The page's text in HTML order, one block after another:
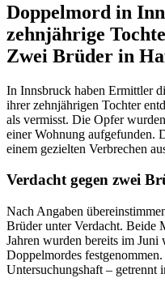
Doppelmord in
zehnjährige
Zwei Brüder in
In Innsbruck haben Ermittler
ihrer zehnjährigen Tochter
als vermisst. Die Opfer
einer Wohnung aufgefunden.
einem gezielten Verbrechen
Verdacht gegen zwei
Nach Angaben
Brüder unter Verdacht. Beide
Jahren wurden bereits im Juni
Doppelmordes
Untersuchungshaft – getrennt